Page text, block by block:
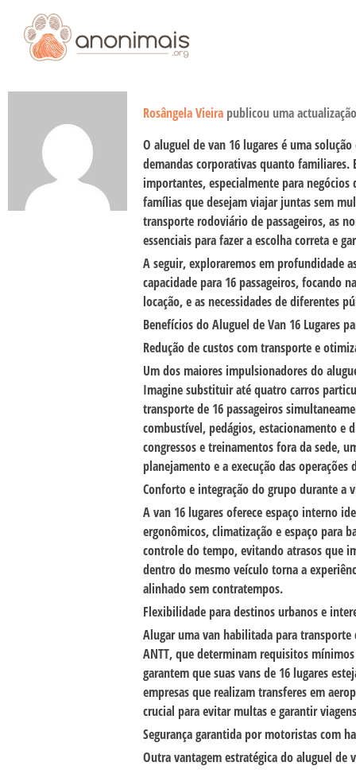
Rosângela Vieirapublicou uma
O aluguel de van 16 lugaresé uma solução
demandas corporativas quanto familiares.
importantes, especialmente para
famílias que desejam viajar juntas sem
transporte rodoviário de passageiros, as
essenciais para fazer a escolha correta e
A seguir, exploraremos em profundidade
capacidade para 16 passageiros, focando
locação, e as necessidades de diferentes
Benefícios do Aluguel de Van 16 Lugares
Redução de custos com transporte e
Um dos maiores impulsionadores do
Imagine substituir até quatro carros
transporte de 16 passageiros
combustível, pedágios, estacionamento e
congressos e treinamentos fora da sede,
planejamento e a execução das operações
Conforto e integração do grupo durante a
Avan 16 lugaresoferece espaço interno
ergonômicos, climatização e espaço para
controle do tempo, evitando atrasos que
dentro do mesmo veículo torna a
alinhado sem contratempos.
Flexibilidade para destinos urbanos e
Alugar uma van habilitada para transporte
ANTT, que determinam requisitos mínimos
garantem que suas vans de 16 lugares
empresas que realizam transferes em
crucial para evitar multas e garantir
Segurança garantida por motoristas com
Outra vantagem estratégica do aluguel